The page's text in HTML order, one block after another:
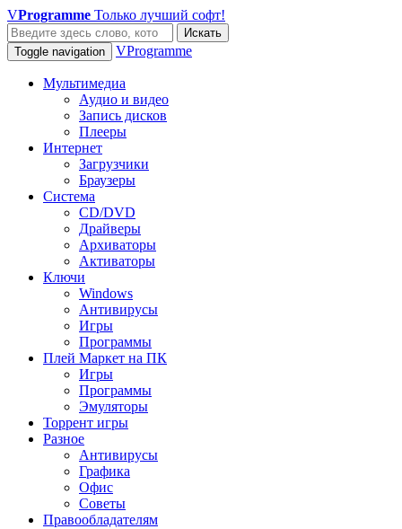
VProgramme Только лучший софт!
Искать
Toggle navigation
VProgramme
Мультимедиа
Аудио и видео
Запись дисков
Плееры
Интернет
Загрузчики
Браузеры
Система
CD/DVD
Драйверы
Архиваторы
Активаторы
Ключи
Windows
Антивирусы
Игры
Программы
Плей Маркет на ПК
Игры
Программы
Эмуляторы
Торрент игры
Разное
Антивирусы
Графика
Офис
Советы
Правообладателям